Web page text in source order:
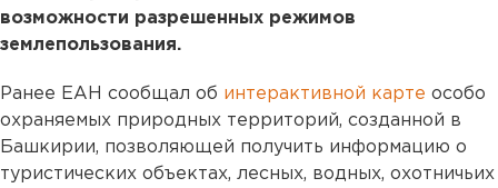
возможности разрешенных режимов
землепользования.
Ранее ЕАН сообщал об интерактивной карте особо
охраняемых природных территорий, созданной в
Башкирии, позволяющей получить информацию о
туристических объектах, лесных, водных, охотничьих